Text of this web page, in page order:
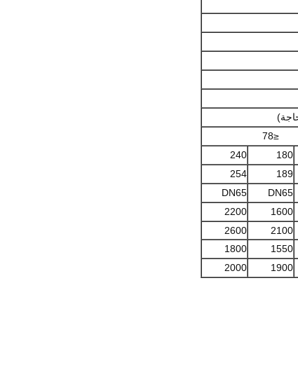
≤78
180
240
189
254
DN65
DN65
1600
2200
2100
2600
1550
1800
1900
2000